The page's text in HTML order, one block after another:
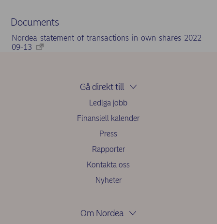
Documents
Nordea-statement-of-transactions-in-own-shares-2022-
09-13
Gå direkt till
Lediga jobb
Finansiell kalender
Press
Rapporter
Kontakta oss
Nyheter
Om Nordea